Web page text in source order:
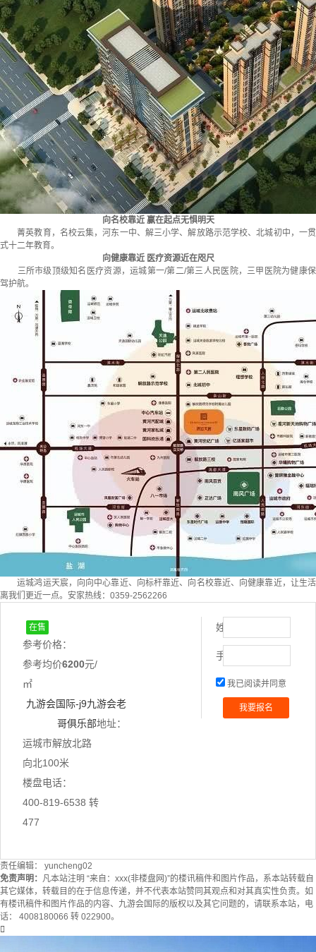
向名校靠近 赢在起点无惧明天
菁英教育，名校云集，河东一中、解三小学、解放路示范学校、北城初中，一贯
式十二年教育。
向健康靠近 医疗资源近在咫尺
三所市级顶级知名医疗资源，运城第一/第二/第三人民医院，三甲医院为健康保
驾护航。
运城鸿运天宸，向向中心靠近、向标杆靠近、向名校靠近、向健康靠近，让生活
离我们更近一点。安家热线：0359-2562266
在售
参考价格：
参考均价6200元/
㎡
九游会国际-j9九游会老
哥俱乐部地址：
运城市解放北路
向北100米
楼盘电话：
400-819-6538 转
477
姓
手
我已阅读并同意
责任编辑： yuncheng02
免责声明： 凡本站注明 “来自：xxx(非楼盘网)”的楼讯稿件和图片作品，系本站转载自
其它媒体，转载目的在于信息传递，并不代表本站赞同其观点和对其真实性负责。如
有楼讯稿件和图片作品的内容、九游会国际的版权以及其它问题的，请联系本站，电
话： 4008180066 转 022900。
